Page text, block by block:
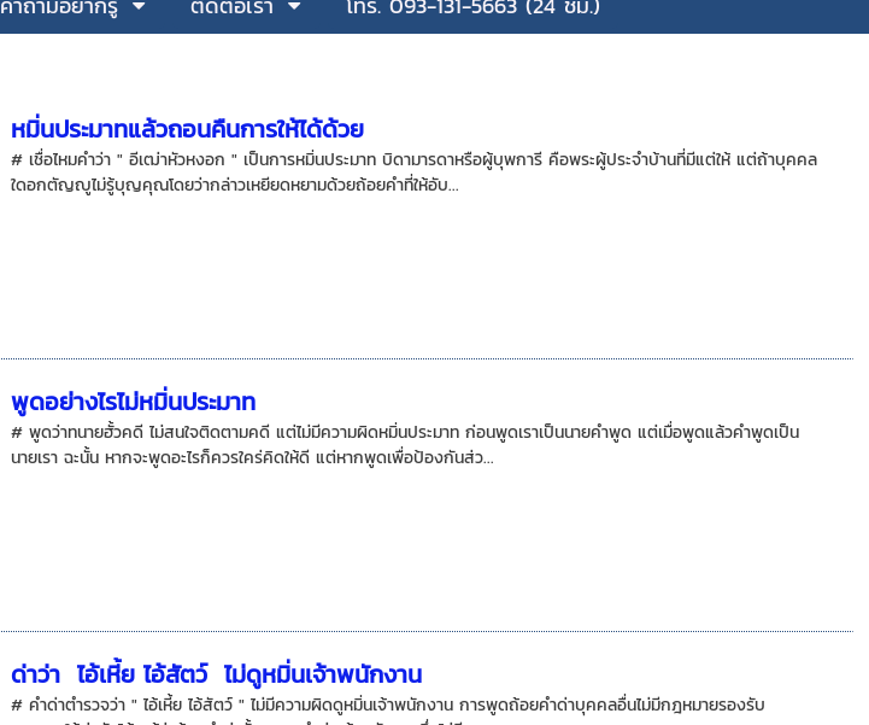
หมิ่นประมาทแล้วถอนคืนการให้ได้ด้วย
# เชื่อไหมคำว่า " อีเฒ่าหัวหงอก " เป็นการหมิ่นประมาท บิดามารดาหรือผู้บุพการี คือพระผู้ประจำบ้านที่มีแต่ให้ แต่ถ้าบุคคล
ใดอกตัญญูไม่รู้บุญคุณโดยว่ากล่าวเหยียดหยามด้วยถ้อยคำที่ให้อับ...
พูดอย่างไรไม่หมิ่นประมาท
# พูดว่าทนายฮั้วคดี ไม่สนใจติดตามคดี แต่ไม่มีความผิดหมิ่นประมาท ก่อนพูดเราเป็นนายคำพูด แต่เมื่อพูดแล้วคำพูดเป็น
นายเรา ฉะนั้น หากจะพูดอะไรก็ควรใคร่คิดให้ดี แต่หากพูดเพื่อป้องกันส่ว...
ด่าว่า ไอ้เหี้ย ไอ้สัตว์ ไม่ดูหมิ่นเจ้าพนักงาน
# คำด่าตำรวจว่า " ไอ้เหี้ย ไอ้สัตว์ " ไม่มีความผิดดูหมิ่นเจ้าพนักงาน การพูดถ้อยคำด่าบุคคลอื่นไม่มีกฎหมายรองรับ